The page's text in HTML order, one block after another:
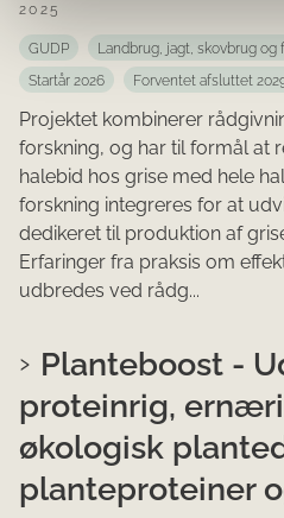
2025
GUDP Landbrug, jagt, skovbrug og
Startår 2026
Forventet afsluttet
Projektet kombinerer
forskning, og har til formål at
halebid hos grise med hele
forskning integreres for at
dedikeret til produktion af
Erfaringer fra praksis om
udbredes ved rådg...
Planteboost -
proteinrig,
økologisk
planteproteiner